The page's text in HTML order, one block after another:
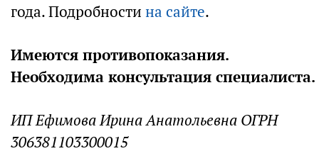
года. Подробности на сайте.
Имеются противопоказания.
Необходима консультация специалиста.
ИП Ефимова Ирина Анатольевна ОГРН
306381103300015